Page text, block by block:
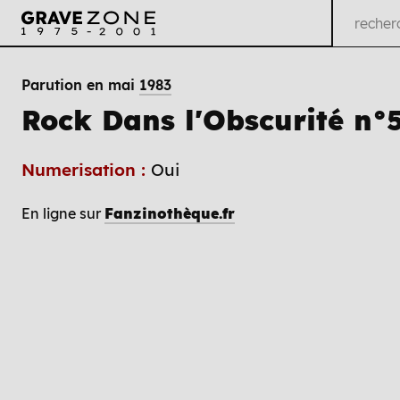
Parution en mai 1983
Rock Dans l'Obscurité
Numerisation : Oui
En ligne sur Fanzinothèque.fr